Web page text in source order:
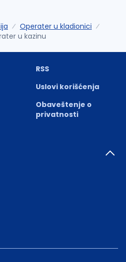
Operater u kladionici
u kazinu
RSS
Uslovi korišćenja
Obaveštenje o
privatnosti